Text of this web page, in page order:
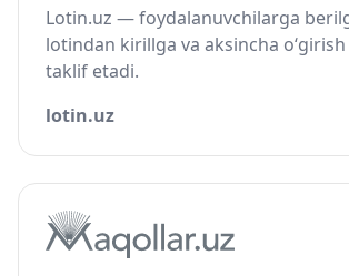
Lotin.uz — foydalanuvchilarga
lotindan kirillga va aksincha
taklif etadi.
lotin.uz